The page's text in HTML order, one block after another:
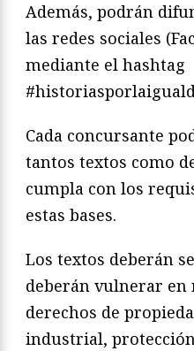
Además, podrán
las redes sociales
mediante el hashtag
Cada concursante
tantos textos como
cumpla con los
estas bases.
Los textos deberán
deberán vulnerar en
derechos de
industrial,